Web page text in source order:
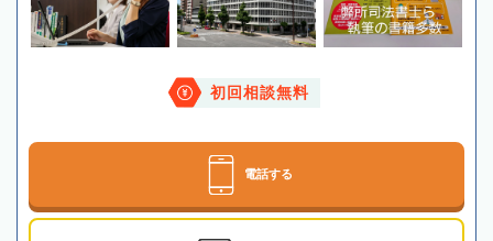
初回相談無料
電話する